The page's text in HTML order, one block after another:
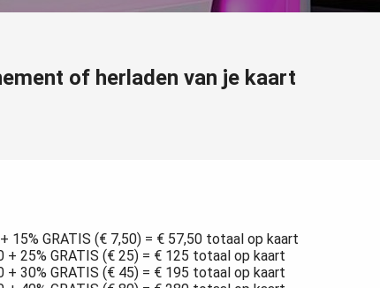
of herladen van je kaart
15% GRATIS (€ 7,50) = € 57,50 totaal op kaart
+ 25% GRATIS (€ 25) = € 125 totaal op kaart
+ 30% GRATIS (€ 45) = € 195 totaal op kaart